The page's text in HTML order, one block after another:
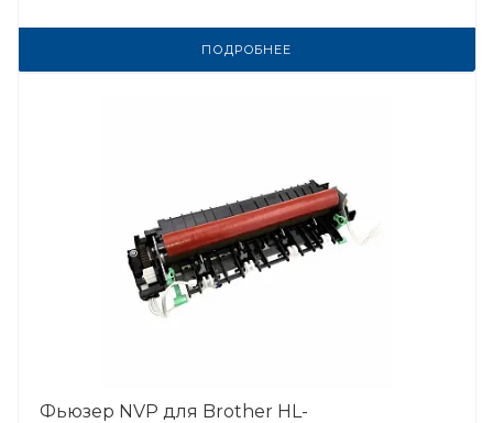
ПОДРОБНЕЕ
Фьюзер NVP для Brother HL-